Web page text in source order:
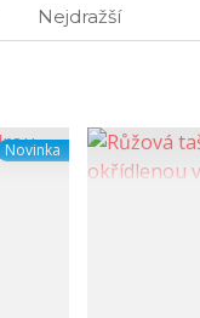
Nejdražší
Novinka